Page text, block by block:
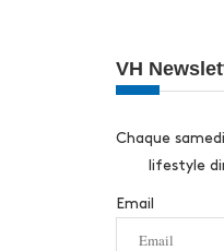
VH
Chaque
lifestyle
Email